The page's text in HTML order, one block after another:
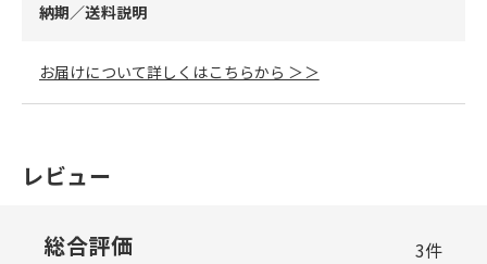
納期／送料説明
お届けについて詳しくはこちらから ＞＞
レビュー
総合評価 3件